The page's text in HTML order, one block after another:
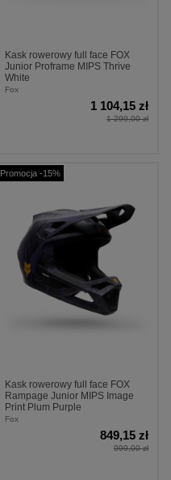
Kask rowerowy full face FOX
Junior Proframe MIPS Thrive
White
Fox
1 104,15 zł
1 299,00 zł
Promocja -15%
Kask rowerowy full face FOX
Rampage Junior MIPS Image
Print Plum Purple
Fox
849,15 zł
999,00 zł